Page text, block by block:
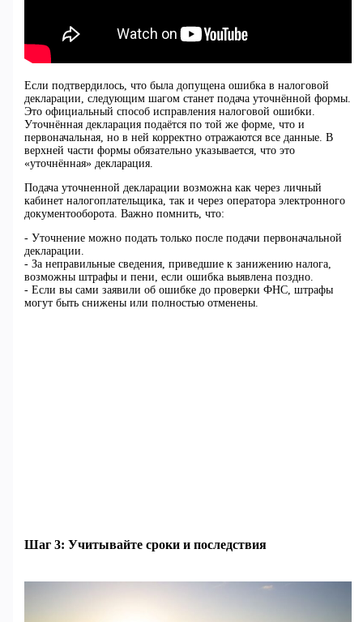
Если подтвердилось, что была допущена ошибка в налоговой
декларации, следующим шагом станет подача уточнённой формы.
Это официальный способ исправления налоговой ошибки.
Уточнённая декларация подаётся по той же форме, что и
первоначальная, но в ней корректно отражаются все данные. В
верхней части формы обязательно указывается, что это
«уточнённая» декларация.
Подача уточненной декларации возможна как через личный
кабинет налогоплательщика, так и через оператора электронного
документооборота. Важно помнить, что:
- Уточнение можно подать только после подачи первоначальной
декларации.
- За неправильные сведения, приведшие к занижению налога,
возможны штрафы и пени, если ошибка выявлена поздно.
- Если вы сами заявили об ошибке до проверки ФНС, штрафы
могут быть снижены или полностью отменены.
Шаг 3: Учитывайте сроки и последствия